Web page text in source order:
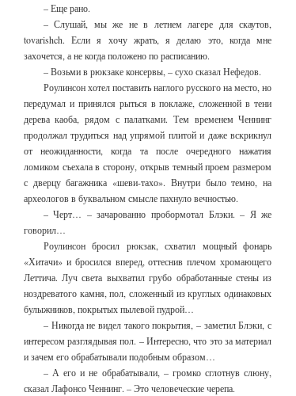
– Еще рано.
– Слушай, мы же не в летнем лагере для скаутов,
tovarishch. Если я хочу жрать, я делаю это, когда мне
захочется, а не когда положено по расписанию.
– Возьми в рюкзаке консервы, – сухо сказал Нефедов.
Роулинсон хотел поставить наглого русского на место, но
передумал и принялся рыться в поклаже, сложенной в тени
дерева каоба, рядом с палатками. Тем временем Ченнинг
продолжал трудиться над упрямой плитой и даже вскрикнул
от неожиданности, когда та после очередного нажатия
ломиком съехала в сторону, открыв темный проем размером
с дверцу багажника «шеви-тахо». Внутри было темно, на
археологов в буквальном смысле пахнуло вечностью.
– Черт… – зачарованно пробормотал Блэки. – Я же
говорил…
Роулинсон бросил рюкзак, схватил мощный фонарь
«Хитачи» и бросился вперед, оттеснив плечом хромающего
Леттича. Луч света выхватил грубо обработанные стены из
ноздреватого камня, пол, сложенный из круглых одинаковых
булыжников, покрытых пылевой пудрой…
– Никогда не видел такого покрытия, – заметил Блэки, с
интересом разглядывая пол. – Интересно, что это за материал
и зачем его обрабатывали подобным образом…
– А его и не обрабатывали, – громко сглотнув слюну,
сказал Лафонсо Ченнинг. – Это человеческие черепа.